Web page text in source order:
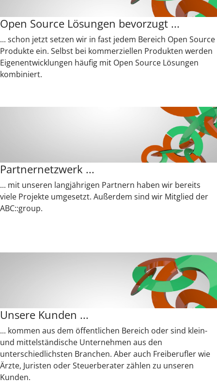
Open Source Lösungen bevorzugt ...
... schon jetzt setzen wir in fast jedem Bereich Open Source
Produkte ein. Selbst bei kommerziellen Produkten werden
Eigenentwicklungen häufig mit Open Source Lösungen
kombiniert.
Partnernetzwerk ...
... mit unseren langjährigen Partnern haben wir bereits
viele Projekte umgesetzt. Außerdem sind wir Mitglied der
ABC::group.
Unsere Kunden ...
... kommen aus dem öffentlichen Bereich oder sind klein-
und mittelständische Unternehmen aus den
unterschiedlichsten Branchen. Aber auch Freiberufler wie
Ärzte, Juristen oder Steuerberater zählen zu unseren
Kunden.